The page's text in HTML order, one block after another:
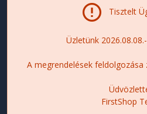
Tisztelt
Üzletünk
A megrendelések
FirstShop